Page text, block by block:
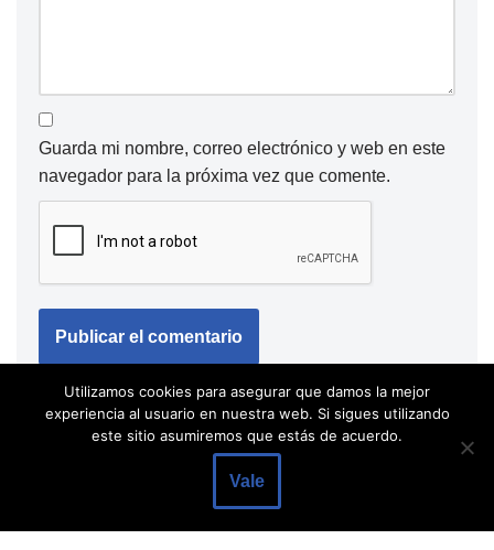
Guarda mi nombre, correo electrónico y web en este
navegador para la próxima vez que comente.
Utilizamos cookies para asegurar que damos la mejor
experiencia al usuario en nuestra web. Si sigues utilizando
este sitio asumiremos que estás de acuerdo.
Vale